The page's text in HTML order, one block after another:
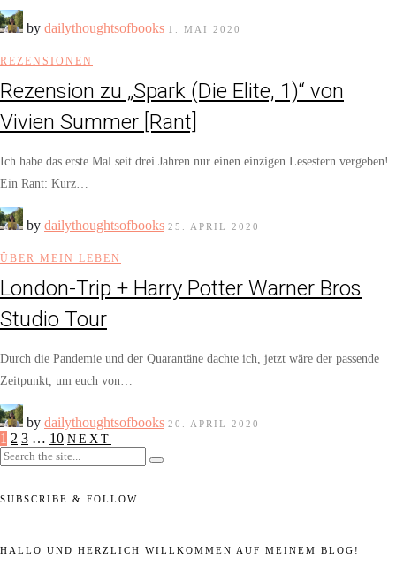
by dailythoughtsofbooks 1. MAI 2020
REZENSIONEN
Rezension zu „Spark (Die Elite, 1)“ von
Vivien Summer [Rant]
Ich habe das erste Mal seit drei Jahren nur einen einzigen Lesestern vergeben!
Ein Rant: Kurz…
by dailythoughtsofbooks 25. APRIL 2020
ÜBER MEIN LEBEN
London-Trip + Harry Potter Warner Bros
Studio Tour
Durch die Pandemie und der Quarantäne dachte ich, jetzt wäre der passende
Zeitpunkt, um euch von…
by dailythoughtsofbooks 20. APRIL 2020
1 2 3 … 10 NEXT
SUBSCRIBE & FOLLOW
HALLO UND HERZLICH WILLKOMMEN AUF MEINEM BLOG!